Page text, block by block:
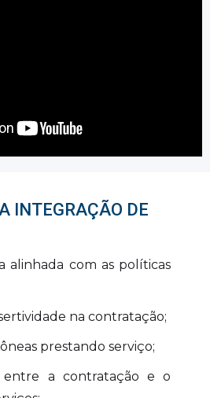
INTEGRAÇÃO DE
alinhada com as políticas
na contratação;
prestando serviço;
entre a contratação e o